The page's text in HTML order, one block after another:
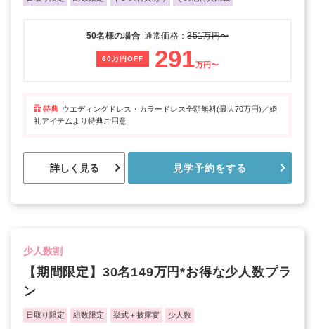
50名様の場合 通常価格：351万円〜
60万円OFF 291万円〜
特典 ウエディングドレス・カラードレス全額無料(最大70万円)／婚
礼アイテムより特典ご用意
詳しく見る 見学予約をする
少人数割
【期間限定】30名149万円*お得な少人数プラ
ン
日取り限定 組数限定 挙式＋披露宴 少人数